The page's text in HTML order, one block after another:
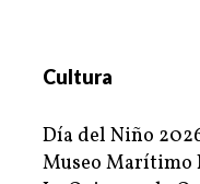
Cultura
Día del Niño
Museo Marítimo